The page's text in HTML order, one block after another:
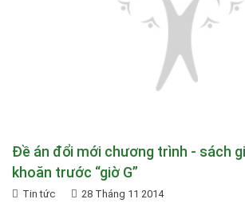
Đề án đổi mới chương trình - sách
khoăn trước “giờ G”
Tin tức 28 Tháng 11 2014